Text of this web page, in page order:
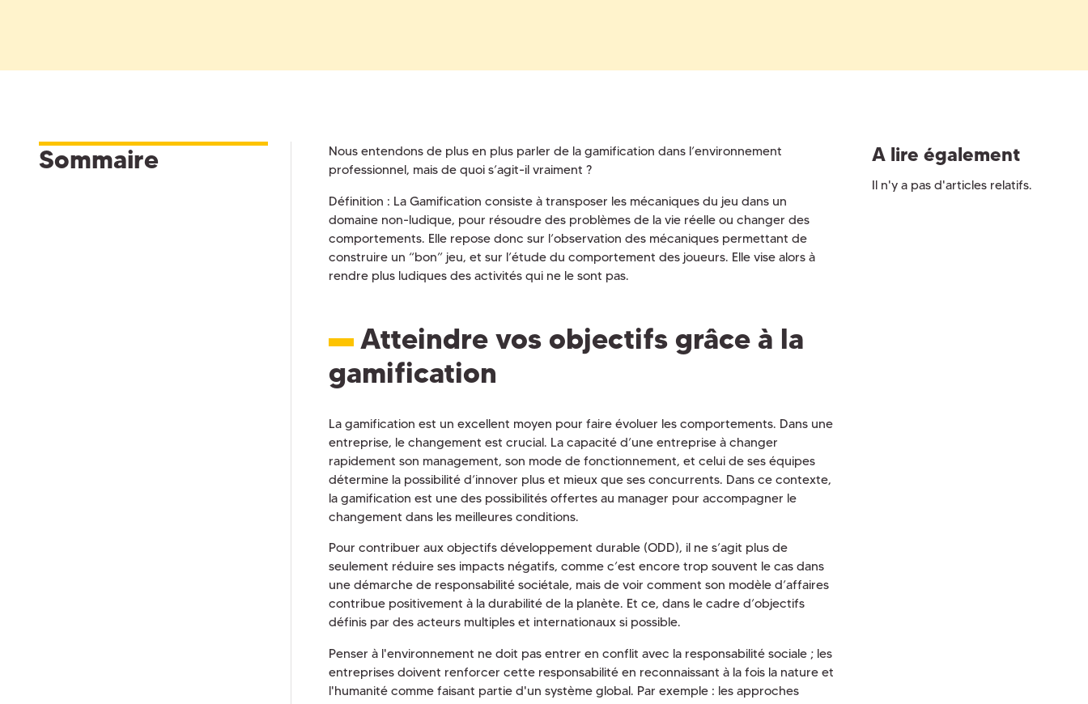
Sommaire
Nous entendons de plus en plus parler de la gamification dans l’environnement
professionnel, mais de quoi s’agit-il vraiment ?
Définition : La Gamification consiste à transposer les mécaniques du jeu dans un
domaine non-ludique, pour résoudre des problèmes de la vie réelle ou changer des
comportements. Elle repose donc sur l’observation des mécaniques permettant de
construire un “bon” jeu, et sur l’étude du comportement des joueurs. Elle vise alors à
rendre plus ludiques des activités qui ne le sont pas.
Atteindre vos objectifs grâce à la
gamification
La gamification est un excellent moyen pour faire évoluer les comportements. Dans une
entreprise, le changement est crucial. La capacité d’une entreprise à changer
rapidement son management, son mode de fonctionnement, et celui de ses équipes
détermine la possibilité d’innover plus et mieux que ses concurrents. Dans ce contexte,
la gamification est une des possibilités offertes au manager pour accompagner le
changement dans les meilleures conditions.
Pour contribuer aux objectifs développement durable (ODD), il ne s’agit plus de
seulement réduire ses impacts négatifs, comme c’est encore trop souvent le cas dans
une démarche de responsabilité sociétale, mais de voir comment son modèle d’affaires
contribue positivement à la durabilité de la planète. Et ce, dans le cadre d’objectifs
définis par des acteurs multiples et internationaux si possible.
Penser à l'environnement ne doit pas entrer en conflit avec la responsabilité sociale ; les
entreprises doivent renforcer cette responsabilité en reconnaissant à la fois la nature et
l'humanité comme faisant partie d'un système global. Par exemple : les approches
A lire également
Il n'y a pas d'articles relatifs.